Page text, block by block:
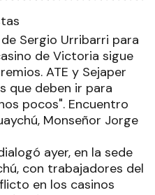
Sergio Urribarri para
de Victoria sigue
ATE y Sejaper
que deben ir para
pocos". Encuentro
Monseñor Jorge
ayer, en la sede
con trabajadores del
en los casinos